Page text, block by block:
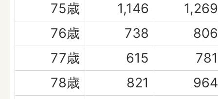
75歳
1,146
1,269
76歳
738
806
77歳
615
781
78歳
821
964